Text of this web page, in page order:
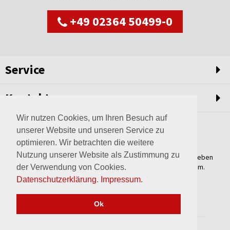
Wir nutzen Cookies, um Ihren Besuch auf
unserer Website und unseren Service zu
optimieren. Wir betrachten die weitere
Nutzung unserer Website als Zustimmung zu
der Verwendung von Cookies.
Datenschutzerklärung. Impressum.
Ok
+49 02364 50499-0
Service
Kontakt
Weltweit setzen wir unsere Erfahrungswerte und unser Streben
nach innovativen Lösungen in unvergleichliche Anlagen um.
Erfahren Sie mehr über uns.